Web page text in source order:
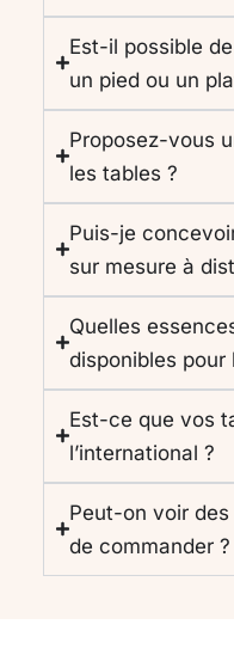
Est-il possible
un pied ou un
Proposez-vous
les tables ?
Puis-je
sur mesure à
Quelles
disponibles pour
Est-ce que vos
l’international ?
Peut-on voir
de commander ?